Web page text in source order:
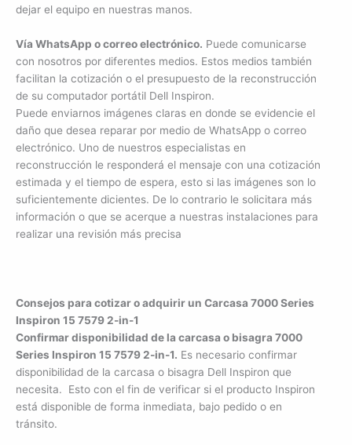
dejar el equipo en nuestras manos.
Vía WhatsApp o correo electrónico. Puede comunicarse
con nosotros por diferentes medios. Estos medios también
facilitan la cotización o el presupuesto de la reconstrucción
de su computador portátil Dell Inspiron.
Puede enviarnos imágenes claras en donde se evidencie el
daño que desea reparar por medio de WhatsApp o correo
electrónico. Uno de nuestros especialistas en
reconstrucción le responderá el mensaje con una cotización
estimada y el tiempo de espera, esto si las imágenes son lo
suficientemente dicientes. De lo contrario le solicitara más
información o que se acerque a nuestras instalaciones para
realizar una revisión más precisa
Consejos para cotizar o adquirir un Carcasa 7000 Series
Inspiron 15 7579 2-in-1
Confirmar disponibilidad de la carcasa o bisagra 7000
Series Inspiron 15 7579 2-in-1. Es necesario confirmar
disponibilidad de la carcasa o bisagra Dell Inspiron que
necesita. Esto con el fin de verificar si el producto Inspiron
está disponible de forma inmediata, bajo pedido o en
tránsito.
¿Necesitas un experto?
Comunícate con nosotros
3009124335
Bogota – Colombia